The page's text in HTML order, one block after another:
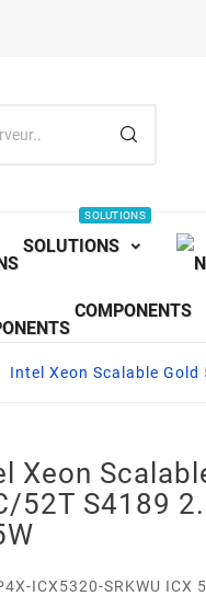
SOLUTIONS
SOLUTIONS
COMPONENTS
Intel Xeon Scalable
Xeon
52T S4189
ICX5320-SRKWU ICX